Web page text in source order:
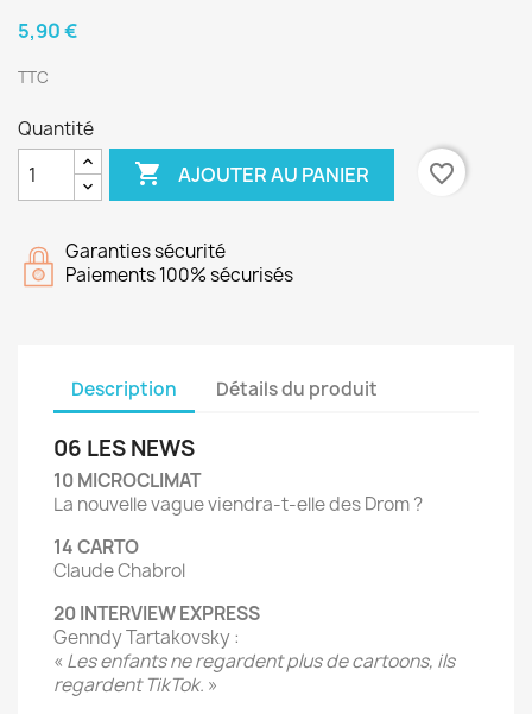
5,90 €
TTC
Quantité
 AJOUTER AU PANIER favorite_border
Garanties sécurité
Paiements 100% sécurisés
Description Détails du produit
06 LES NEWS
10 MICROCLIMAT
La nouvelle vague viendra-t-elle des Drom ?
14 CARTO
Claude Chabrol
20 INTERVIEW EXPRESS
Genndy Tartakovsky :
« Les enfants ne regardent plus de cartoons, ils
regardent TikTok. »